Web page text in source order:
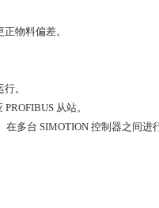
物料偏差。
。
从站。
多台 SIMOTION 控制器之间进